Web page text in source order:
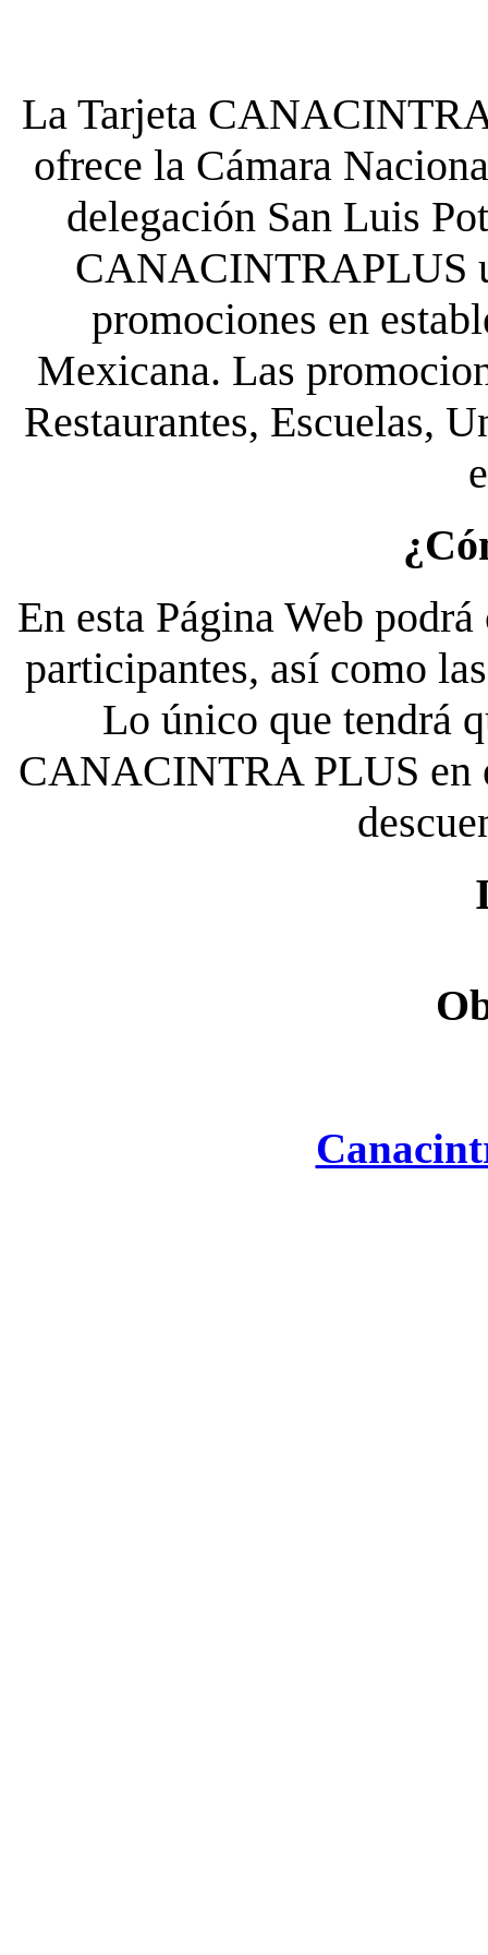
La Tarjeta
ofrece la Cámara
delegación San Luis
CANACINTRAPLUS
promociones en
Mexicana. Las
Restaurantes, Escuelas,
En esta Página Web
participantes, así como
Lo único que tendrá
CANACINTRA PLUS en